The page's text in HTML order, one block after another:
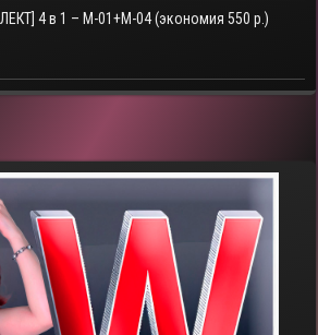
4 в 1 – M-01+M-04 (экономия 550 р.)